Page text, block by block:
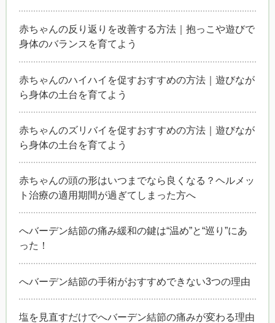
赤ちゃんの反り返りを改善する方法｜抱っこや遊びで
身体のバランスを育てよう
赤ちゃんのハイハイを促すおすすめの方法｜遊びなが
ら身体の土台を育てよう
赤ちゃんのズリバイを促すおすすめの方法｜遊びなが
ら身体の土台を育てよう
赤ちゃんの頭の形はいつまでなら良くなる？ヘルメッ
ト治療の適用期間が過ぎてしまった方へ
へバーデン結節の痛み緩和の鍵は“温め”と“巡り”にあ
った！
へバーデン結節の手術がおすすめできない3つの理由
塩を見直すだけでへバーデン結節の痛みが変わる理由